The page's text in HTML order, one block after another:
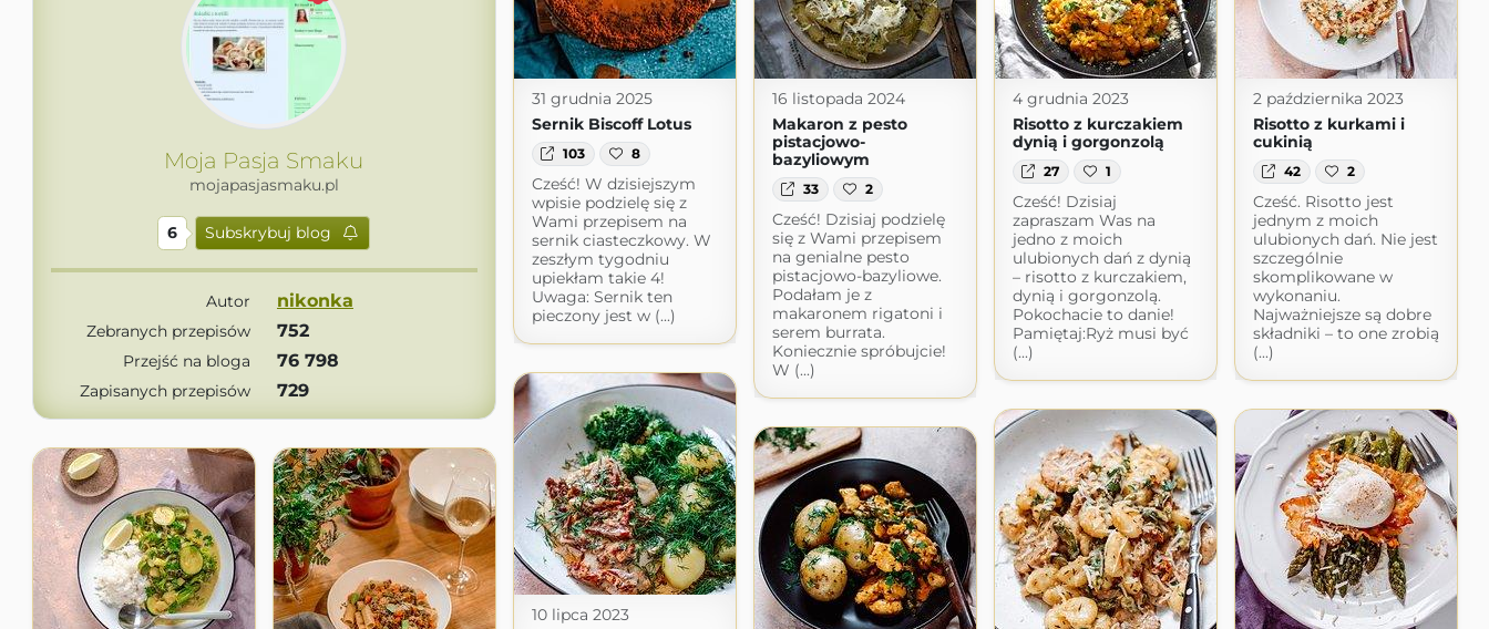
Moja Pasja Smaku
mojapasjasmaku.pl
6 Subskrybuj blog
Autor nikonka
Zebranych przepisów 752
Przejść na bloga 76 798
Zapisanych przepisów 729
31 grudnia 2025
Sernik Biscoff Lotus
103 8
Cześć! W dzisiejszym
wpisie podzielę się z
Wami przepisem na
sernik ciasteczkowy. W
zeszłym tygodniu
upiekłam takie 4!
Uwaga: Sernik ten
pieczony jest w (...)
16 listopada 2024
Makaron z pesto
pistacjowo-
bazyliowym
33 2
Cześć! Dzisiaj podzielę
się z Wami przepisem
na genialne pesto
pistacjowo-bazyliowe.
Podałam je z
makaronem rigatoni i
serem burrata.
Koniecznie spróbujcie!
W (...)
4 grudnia 2023
Risotto z kurczakiem
dynią i gorgonzolą
27 1
Cześć! Dzisiaj
zapraszam Was na
jedno z moich
ulubionych dań z dynią
– risotto z kurczakiem,
dynią i gorgonzolą.
Pokochacie to danie!
Pamiętaj:Ryż musi być
(...)
2 października 2023
Risotto z kurkami i
cukinią
42 2
Cześć. Risotto jest
jednym z moich
ulubionych dań. Nie jest
szczególnie
skomplikowane w
wykonaniu.
Najważniejsze są dobre
składniki – to one zrobią
(...)
10 lipca 2023